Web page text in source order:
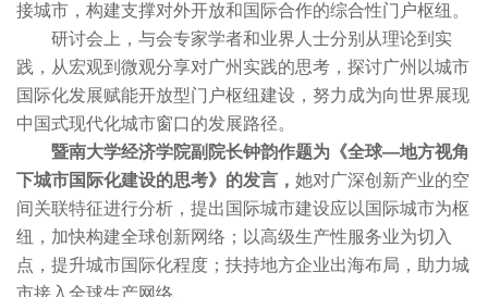
接城市，构建支撑对外开放和国际合作的综合性门户枢纽。
研讨会上，与会专家学者和业界人士分别从理论到实
践，从宏观到微观分享对广州实践的思考，探讨广州以城市
国际化发展赋能开放型门户枢纽建设，努力成为向世界展现
中国式现代化城市窗口的发展路径。
暨南大学经济学院副院长钟韵作题为《全球—地方视角
下城市国际化建设的思考》的发言， 她对广深创新产业的空
间关联特征进行分析，提出国际城市建设应以国际城市为枢
纽，加快构建全球创新网络；以高级生产性服务业为切入
点，提升城市国际化程度；扶持地方企业出海布局，助力城
市接入全球生产网络。